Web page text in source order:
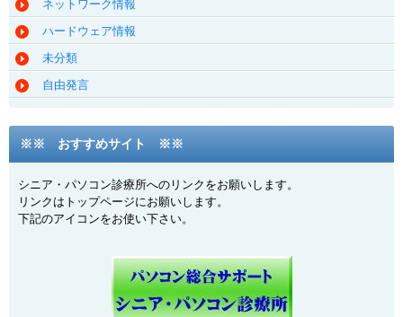
ネットワーク情報
ハードウェア情報
未分類
自由発言
※※ おすすめサイト ※※
シニア・パソコン診療所へのリンクをお願いします。
リンクはトップページにお願いします。
下記のアイコンをお使い下さい。